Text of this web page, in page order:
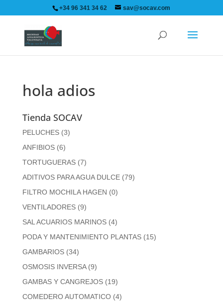
+34 96 341 34 62 sav@socav.com
hola adios
Tienda SOCAV
PELUCHES (3)
ANFIBIOS (6)
TORTUGUERAS (7)
ADITIVOS PARA AGUA DULCE (79)
FILTRO MOCHILA HAGEN (0)
VENTILADORES (9)
SAL ACUARIOS MARINOS (4)
PODA Y MANTENIMIENTO PLANTAS (15)
GAMBARIOS (34)
OSMOSIS INVERSA (9)
GAMBAS Y CANGREJOS (19)
COMEDERO AUTOMATICO (4)